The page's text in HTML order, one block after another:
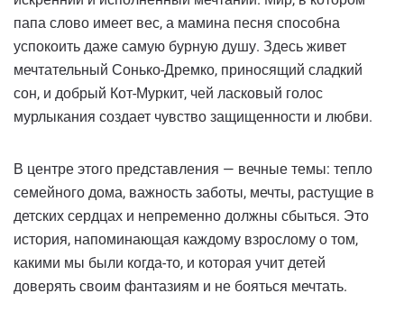
папа слово имеет вес, а мамина песня способна
успокоить даже самую бурную душу. Здесь живет
мечтательный Сонько-Дремко, приносящий сладкий
сон, и добрый Кот-Муркит, чей ласковый голос
мурлыкания создает чувство защищенности и любви.
В центре этого представления — вечные темы: тепло
семейного дома, важность заботы, мечты, растущие в
детских сердцах и непременно должны сбыться. Это
история, напоминающая каждому взрослому о том,
какими мы были когда-то, и которая учит детей
доверять своим фантазиям и не бояться мечтать.